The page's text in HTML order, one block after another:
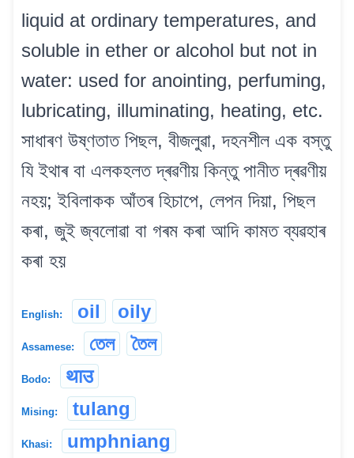
liquid at ordinary temperatures, and
soluble in ether or alcohol but not in
water: used for anointing, perfuming,
lubricating, illuminating, heating, etc.
সাধাৰণ উষ্ণতাত পিছল, বীজলুৱা, দহনশীল এক বস্তু
যি ইথাৰ বা এলকহলত দ্ৰৱণীয় কিন্তু পানীত দ্ৰৱণীয়
নহয়; ইবিলাকক আঁতৰ হিচাপে, লেপন দিয়া, পিছল
কৰা, জুই জ্বলোৱা বা গৰম কৰা আদি কামত ব্যৱহাৰ
কৰা হয়
English: oil oily
Assamese: তেল তৈল
Bodo: थाउ
Mising: tulang
Khasi: umphniang